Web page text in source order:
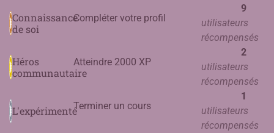
Connaissance
de soi
Compléter votre profil
9
utilisateurs
récompensés
Héros
communautaire
Atteindre 2000 XP
2
utilisateurs
récompensés
L'expérimentéTerminer un cours
1
utilisateurs
récompensés